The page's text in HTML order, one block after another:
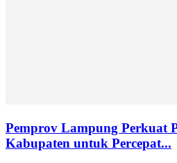
Pemprov Lampung Perkuat
Kabupaten untuk Percepat...